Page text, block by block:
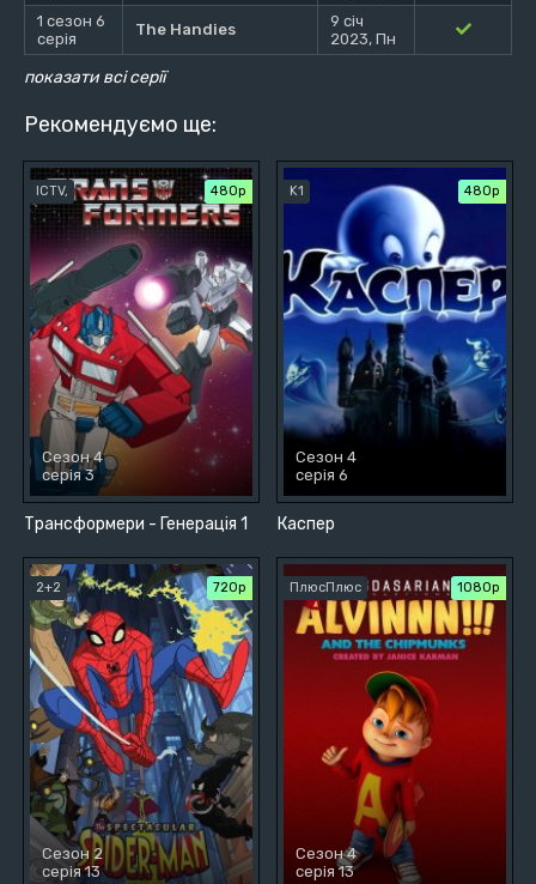
1 сезон 6
серія
The Handies
9 січ
2023, Пн
показати всі серії
Рекомендуємо ще:
Трансформери - Генерація 1
ICTV, 480р
Сезон 4
серія 3
Каспер
K1 480р
Сезон 4
серія 6
2+2 720р
Сезон 2
серія 13
ПлюсПлюс 1080p
Сезон 4
серія 13